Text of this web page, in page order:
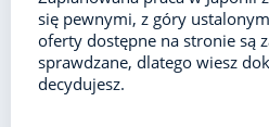
się pewnymi, z góry
oferty dostępne na stronie są
sprawdzane, dlatego wiesz
decydujesz.